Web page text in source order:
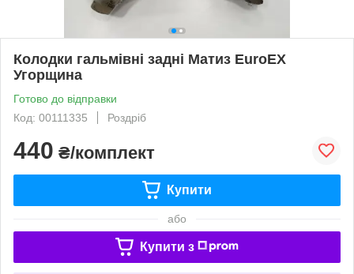
Колодки гальмівні задні Матиз EuroEX
Угорщина
Готово до відправки
Код: 00111335
Роздріб
440 ₴/комплект
Купити
або
Купити з